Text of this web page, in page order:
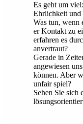
Es geht um
Ehrlichkeit und
Was tun, wenn
er Kontakt zu
erfahren es
anvertraut?
Gerade in
angewiesen
können. Aber
unfair spiel?
Sehen Sie sich